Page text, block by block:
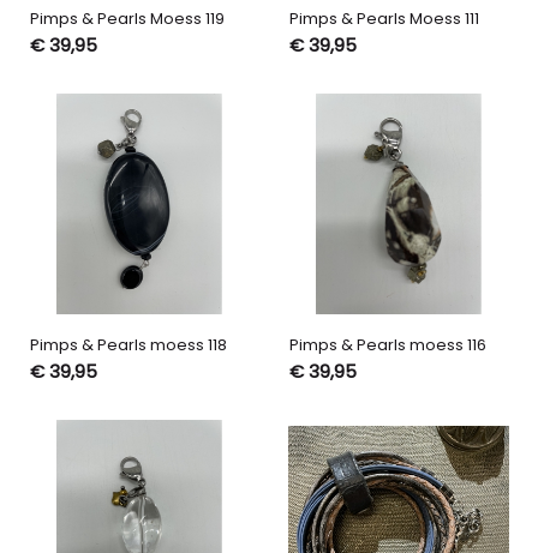
Pimps & Pearls Moess 119
€ 39,95
Pimps & Pearls Moess 111
€ 39,95
Pimps & Pearls moess 118
€ 39,95
Pimps & Pearls moess 116
€ 39,95